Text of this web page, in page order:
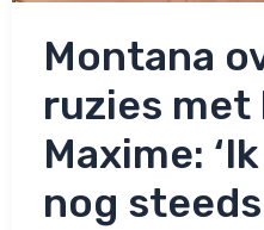
Montana
ruzies met
Maxime:
nog